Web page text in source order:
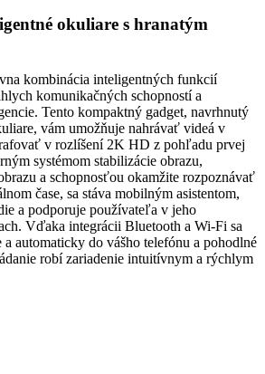
okuliare s hranatým
kombinácia inteligentných funkcií
komunikačných schopností a
Tento kompaktný gadget, navrhnutý
vám umožňuje nahrávať videá v
v rozlíšení 2K HD z pohľadu prvej
systémom stabilizácie obrazu,
a schopnosťou okamžite rozpoznávať
čase, sa stáva mobilným asistentom,
a podporuje používateľa v jeho
Vďaka integrácii Bluetooth a Wi-Fi sa
a automaticky do vášho telefónu a pohodlné
robí zariadenie intuitívnym a rýchlym